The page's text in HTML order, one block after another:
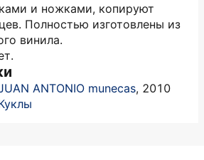
и ножками, копируют
Полностью изготовлены из
винила.
ANTONIO munecas, 2010